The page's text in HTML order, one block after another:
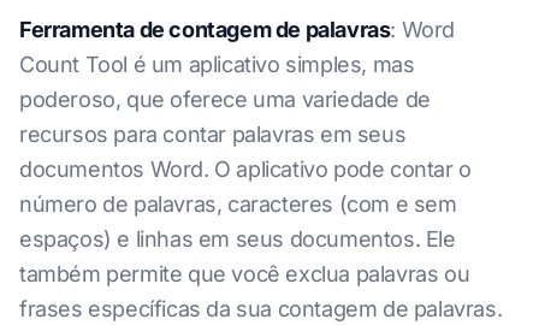
Ferramenta de contagem de palavras: Word
Count Tool é um aplicativo simples, mas
poderoso, que oferece uma variedade de
recursos para contar palavras em seus
documentos Word. O aplicativo pode contar o
número de palavras, caracteres (com e sem
espaços) e linhas em seus documentos. Ele
também permite que você exclua palavras ou
frases específicas da sua contagem de palavras.